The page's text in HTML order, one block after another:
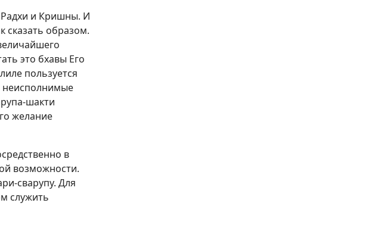
Радхи и Кришны. И
сказать образом.
это бхавы Его
пользуется
неисполнимые
шакти
желание
в
возможности.
сварупу. Для
служить